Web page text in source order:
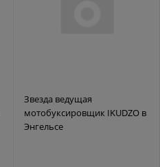
Звезда ведущая
мотобуксировщик IKUDZO в
Энгельсе